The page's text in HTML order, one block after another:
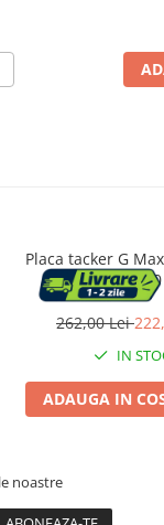
Placa tacker G
10 x 2,5 cm,
262,00 Lei
IN
ADAUGA IN
noastre